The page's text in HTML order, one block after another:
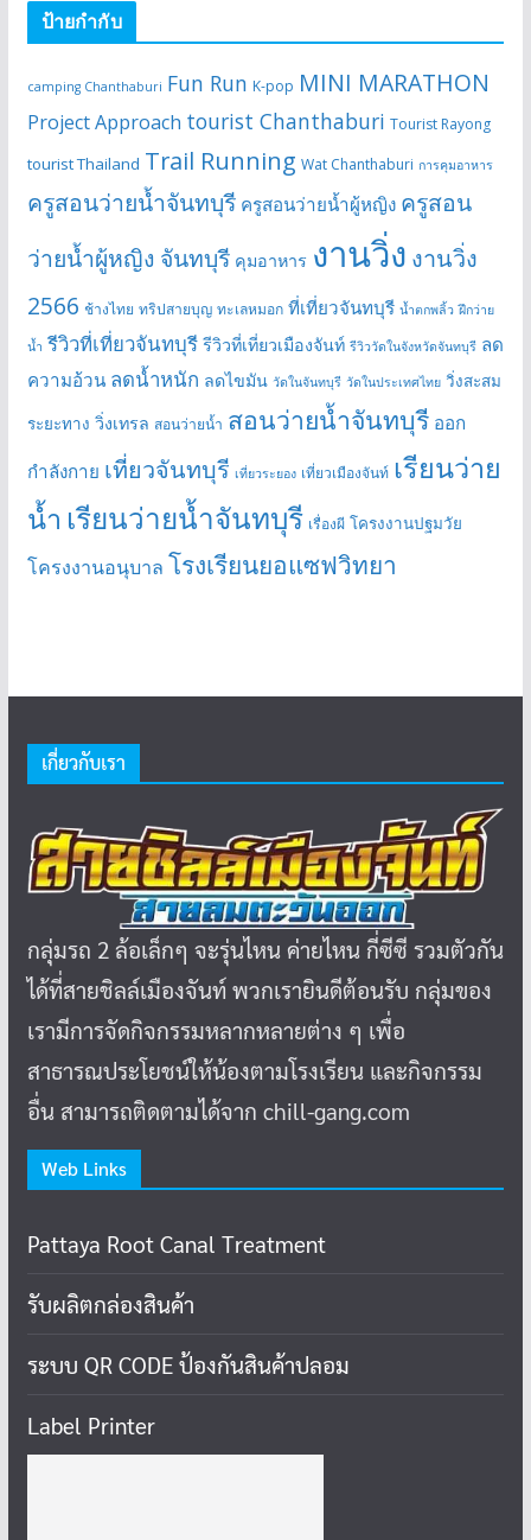
ป้ายกำกับ
camping Chanthaburi Fun Run K-pop MINI MARATHON
Project Approach tourist Chanthaburi Tourist Rayong
tourist Thailand Trail Running Wat Chanthaburi การคุมอาหาร
ครูสอนว่ายน้ำจันทบุรี ครูสอนว่ายน้ำผู้หญิง ครูสอน
ว่ายน้ำผู้หญิง จันทบุรี คุมอาหาร งานวิ่ง งานวิ่ง
2566 ช้างไทย ทริปสายบุญ ทะเลหมอก ที่เที่ยวจันทบุรี น้ำตกพลิ้ว ฝึกว่าย
น้ำ รีวิวที่เที่ยวจันทบุรี รีวิวที่เที่ยวเมืองจันท์ รีวิววัดในจังหวัดจันทบุรี ลด
ความอ้วน ลดน้ำหนัก ลดไขมัน วัดในจันทบุรี วัดในประเทศไทย วิ่งสะสม
ระยะทาง วิ่งเทรล สอนว่ายน้ำ สอนว่ายน้ำจันทบุรี ออก
กำลังกาย เที่ยวจันทบุรี เที่ยวระยอง เที่ยวเมืองจันท์ เรียนว่าย
น้ำ เรียนว่ายน้ำจันทบุรี เรื่องผี โครงงานปฐมวัย
โครงงานอนุบาล โรงเรียนยอแซฟวิทยา
เกี่ยวกับเรา
กลุ่มรถ 2 ล้อเล็กๆ จะรุ่นไหน ค่ายไหน กี่ซีซี รวมตัวกัน
ได้ที่สายชิลล์เมืองจันท์ พวกเรายินดีต้อนรับ กลุ่มของ
เรามีการจัดกิจกรรมหลากหลายต่าง ๆ เพื่อ
สาธารณประโยชน์ให้น้องตามโรงเรียน และกิจกรรม
อื่น สามารถติดตามได้จาก chill-gang.com
Web Links
Pattaya Root Canal Treatment
รับผลิตกล่องสินค้า
ระบบ QR CODE ป้องกันสินค้าปลอม
Label Printer